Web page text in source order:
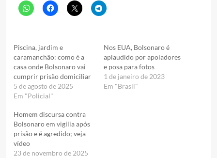
Piscina, jardim e
caramanchão: como é a
casa onde Bolsonaro vai
cumprir prisão domiciliar
5 de agosto de 2025
Em "Policial"
Nos EUA, Bolsonaro é
aplaudido por apoiadores
e posa para fotos
1 de janeiro de 2023
Em "Brasil"
Homem discursa contra
Bolsonaro em vigília após
prisão e é agredido; veja
vídeo
23 de novembro de 2025